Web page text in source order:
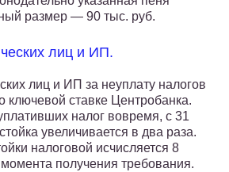
размер — 90 тыс. руб.
лиц и ИП.
лиц и ИП за неуплату налогов
ключевой ставке Центробанка.
налог вовремя, с 31
увеличивается в два раза.
налоговой исчисляется 8
получения требования.